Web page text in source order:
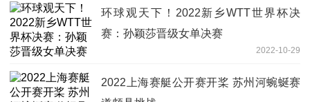
环球观天下！2022新乡WTT世界杯决
赛：孙颖莎晋级女单决赛
2022-10-29
2022上海赛艇公开赛开桨 苏州河蜿蜒赛